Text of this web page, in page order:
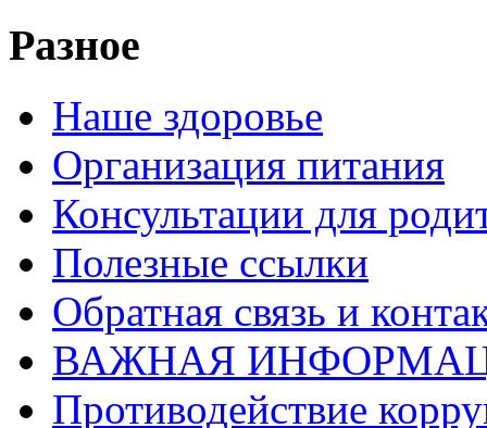
Разное
Наше здоровье
Организация питания
Консультации для
Полезные ссылки
Обратная связь и
ВАЖНАЯ
Противодействие